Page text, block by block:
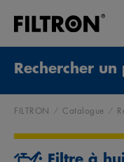
Rechercher
FILTRON Catalogue
Filtre à